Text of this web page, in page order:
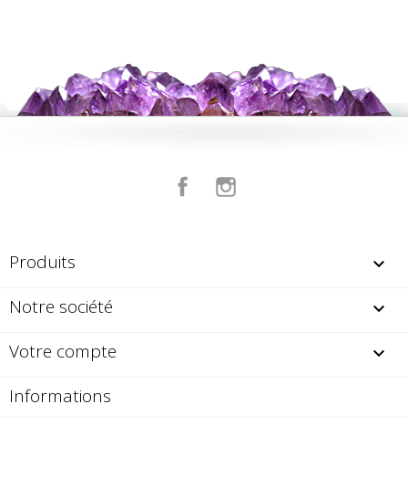
Facebook
Produits 
Notre société 
Votre compte 
Informations